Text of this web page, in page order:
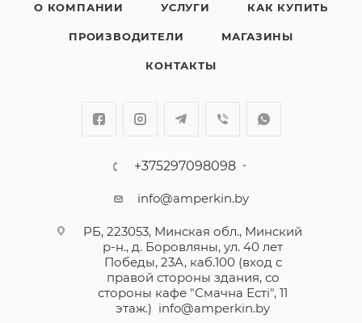
О КОМПАНИИ УСЛУГИ КАК КУПИТЬ
ПРОИЗВОДИТЕЛИ МАГАЗИНЫ
КОНТАКТЫ
+375297098098
info@amperkin.by
РБ, 223053, Минская обл., Минский
р-н., д. Боровляны, ул. 40 лет
Победы, 23А, каб.100 (вход с
правой стороны здания, со
стороны кафе "Смачна Естi", 11
этаж.) info@amperkin.by